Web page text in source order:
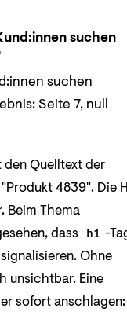
suchen
suchen
Seite 7, null
den Quelltext der
4839". Die
Beim Thema
dass
h1 -
Ohne
unsichtbar. Eine
sofort anschlagen: